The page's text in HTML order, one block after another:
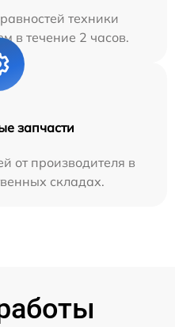
техники
в течение 2 часов.
запчасти
от производителя в
складах.